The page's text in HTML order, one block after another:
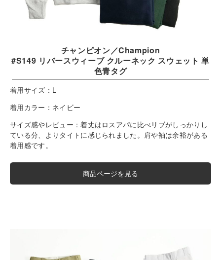
チャンピオン／Champion
#S149 リバースウィーブ クルーネック スウェット 単
色青タグ
着用サイズ： L
着用カラー： ネイビー
サイズ感やレビュー：着丈はロスアパに比べリブがしっかりし
ている分、よりタイトに感じられました。肩や袖は余裕がある
着用感です。
商品ページを見る